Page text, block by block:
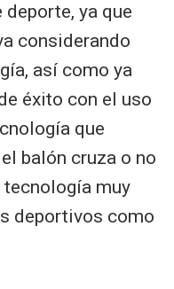
ya que
considerando
así como ya
éxito con el uso
que
balón cruza o no
tecnología muy
deportivos como